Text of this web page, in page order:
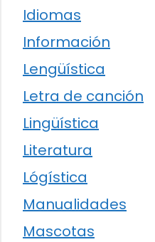
Idiomas
Información
Lengüística
Letra de canción
Lingüística
Literatura
Lógística
Manualidades
Mascotas